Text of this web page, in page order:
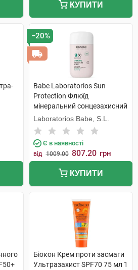
КУПИТИ
−20%
Babe Laboratorios Sun
Protection Флюїд
мінеральний сонцезахисний
з фізичними фільтрами з
тонуючим ефектом з SPF50
50 мл 1 флакон
Laboratorios Babe, S.L.
Є в наявності
від 1009.00 807.20 грн
КУПИТИ
Біокон Крем проти засмаги
Ультразахист SPF70 75 мл 1